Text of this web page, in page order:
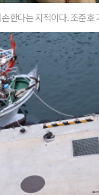
한다는 지적이다. 조준호